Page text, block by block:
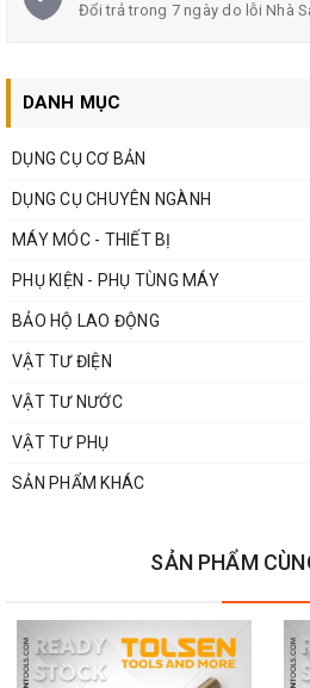
Đổi trả trong 7 ngày do lỗi Nhà
DANH MỤC
DỤNG CỤ CƠ BẢN
DỤNG CỤ CHUYÊN NGÀNH
MÁY MÓC - THIẾT BỊ
PHỤ KIỆN - PHỤ TÙNG MÁY
BẢO HỘ LAO ĐỘNG
VẬT TƯ ĐIỆN
VẬT TƯ NƯỚC
VẬT TƯ PHỤ
SẢN PHẨM KHÁC
SẢN PHẨM